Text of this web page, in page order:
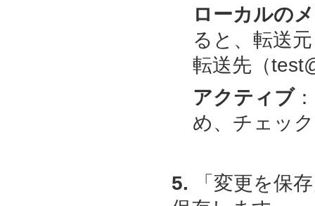
ローカルの
ると、転送
転送先（
アクティブ
め、チェック
5. 「変更を保